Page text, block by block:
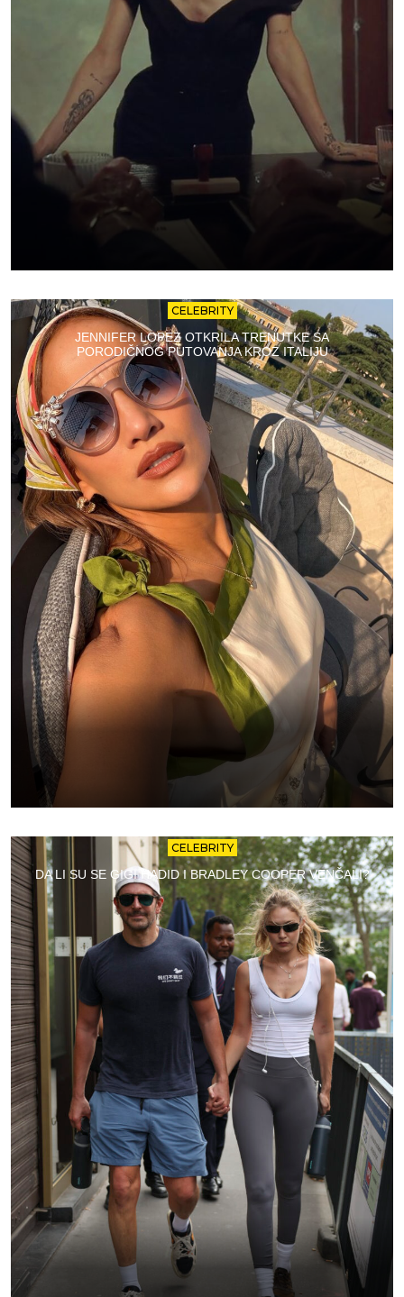
CELEBRITY
JENNIFER LOPEZ OTKRILA TRENUTKE SA
PORODIČNOG PUTOVANJA KROZ ITALIJU
CELEBRITY
DA LI SU SE GIGI HADID I BRADLEY COOPER VENČALI?